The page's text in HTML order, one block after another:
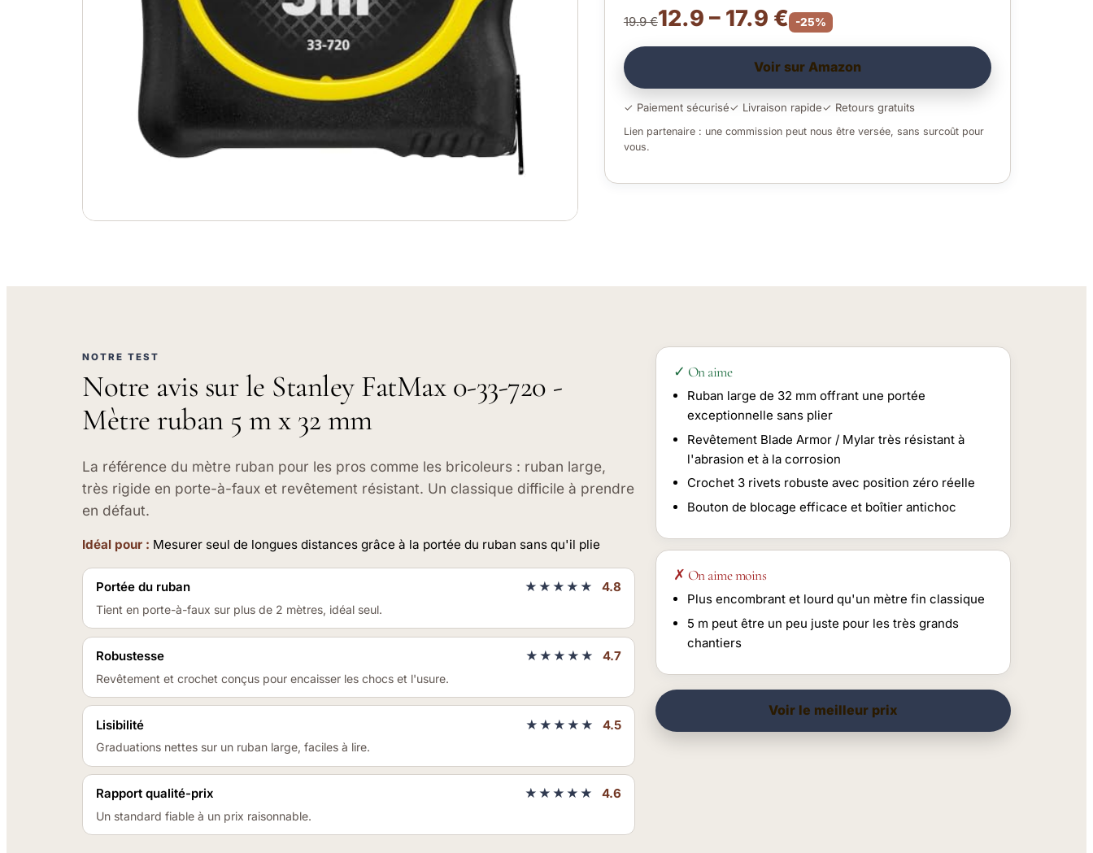
19.9 €12.9 – 17.9 € -25%
Voir sur Amazon
✓ Paiement sécurisé✓ Livraison rapide✓ Retours gratuits
Lien partenaire : une commission peut nous être versée, sans surcoût pour
vous.
NOTRE TEST
Notre avis sur le Stanley FatMax 0-33-720 -
Mètre ruban 5 m x 32 mm
La référence du mètre ruban pour les pros comme les bricoleurs : ruban large,
très rigide en porte-à-faux et revêtement résistant. Un classique difficile à prendre
en défaut.
Idéal pour : Mesurer seul de longues distances grâce à la portée du ruban sans qu'il plie
Portée du ruban ★★★★★ 4.8
Tient en porte-à-faux sur plus de 2 mètres, idéal seul.
Robustesse ★★★★★ 4.7
Revêtement et crochet conçus pour encaisser les chocs et l'usure.
Lisibilité ★★★★★ 4.5
Graduations nettes sur un ruban large, faciles à lire.
Rapport qualité-prix ★★★★★ 4.6
Un standard fiable à un prix raisonnable.
✓ On aime
Ruban large de 32 mm offrant une portée
exceptionnelle sans plier
Revêtement Blade Armor / Mylar très résistant à
l'abrasion et à la corrosion
Crochet 3 rivets robuste avec position zéro réelle
Bouton de blocage efficace et boîtier antichoc
✗ On aime moins
Plus encombrant et lourd qu'un mètre fin classique
5 m peut être un peu juste pour les très grands
chantiers
Voir le meilleur prix